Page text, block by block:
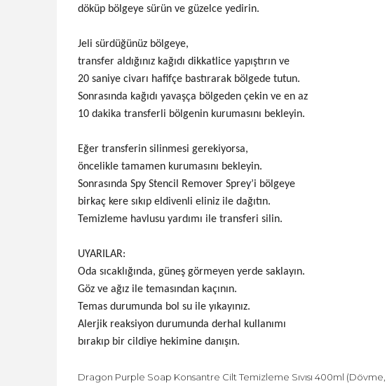
döküp bölgeye sürün ve güzelce yedirin.
Jeli sürdüğünüz bölgeye,
transfer aldığınız kağıdı dikkatlice yapıştırın ve
20 saniye civarı hafifçe bastırarak bölgede tutun.
Sonrasında kağıdı yavaşça bölgeden çekin ve en az
10 dakika transferli bölgenin kurumasını bekleyin.
Eğer transferin silinmesi gerekiyorsa,
öncelikle tamamen kurumasını bekleyin.
Sonrasında Spy Stencil Remover Sprey’i bölgeye
birkaç kere sıkıp eldivenli eliniz ile dağıtın.
Temizleme havlusu yardımı ile transferi silin.
UYARILAR:
Oda sıcaklığında, güneş görmeyen yerde saklayın.
Göz ve ağız ile temasından kaçının.
Temas durumunda bol su ile yıkayınız.
Alerjik reaksiyon durumunda derhal kullanımı
bırakıp bir cildiye hekimine danışın.
Dragon Purple Soap Konsantre Cilt Temizleme Sıvısı 400ml